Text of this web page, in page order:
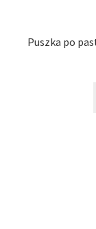
Puszka po